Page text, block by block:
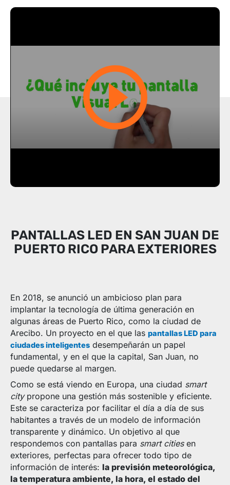
PANTALLAS LED EN SAN JUAN DE
PUERTO RICO PARA EXTERIORES
En 2018, se anunció un ambicioso plan para
implantar la tecnología de última generación en
algunas áreas de Puerto Rico, como la ciudad de
Arecibo. Un proyecto en el que laspantallas LED para
ciudades inteligentes desempeñarán un papel
fundamental, y en el que la capital, San Juan, no
puede quedarse al margen.
Como se está viendo en Europa, una ciudad smart
citypropone una gestión más sostenible y eficiente.
Este se caracteriza por facilitar el día a día de sus
habitantes a través de un modelo de información
transparente y dinámico. Un objetivo al que
respondemos con pantallas para smart citiesen
exteriores, perfectas para ofrecer todo tipo de
información de interés: la previsión meteorológica,
la temperatura ambiente, la hora, el estado del